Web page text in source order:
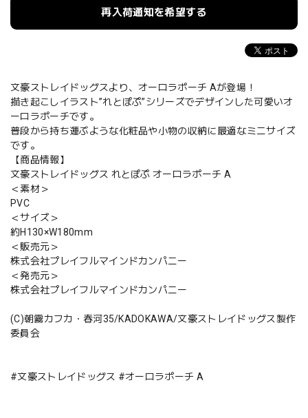
再入荷通知を希望する
文豪ストレイドッグスより、オーロラポーチ Aが登場！
描き起こしイラスト”れとぽぷ”シリーズでデザインした可愛いオ
ーロラポーチです。
普段から持ち運ぶような化粧品や小物の収納に最適なミニサイズ
です。
【商品情報】
文豪ストレイドッグス れとぽぷ オーロラポーチ A
＜素材＞
PVC
＜サイズ＞
約H130×W180mm
＜販売元＞
株式会社プレイフルマインドカンパニー
＜発売元＞
株式会社プレイフルマインドカンパニー
(C)朝霧カフカ・春河35/KADOKAWA/文豪ストレイドッグス製作
委員会
#文豪ストレイドッグス #オーロラポーチ A